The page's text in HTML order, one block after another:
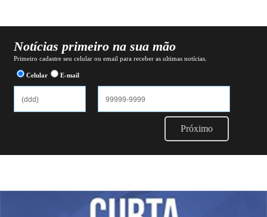
Notícias primeiro na sua mão
Primeiro cadastre seu celular ou email para receber as ultimas notícias.
Celular E-mail
Próximo